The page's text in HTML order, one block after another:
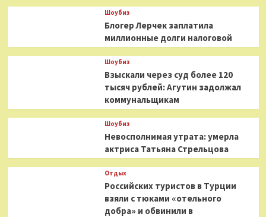
показала
Шоубиз
Блогер Лерчек заплатила
миллионные долги налоговой
Шоубиз
Взыскали через суд более 120
тысяч рублей: Агутин задолжал
коммунальщикам
Шоубиз
Невосполнимая утрата: умерла
актриса Татьяна Стрельцова
Отдых
Российских туристов в Турции
взяли с тюками «отельного
добра» и обвинили в